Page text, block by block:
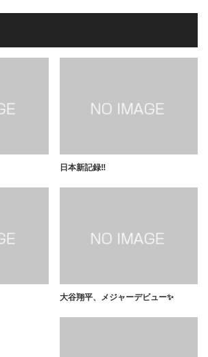
日本新記録‼️
大谷翔平、メジャーデビュー✨